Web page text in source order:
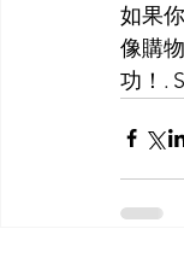
如果
像購
功！.